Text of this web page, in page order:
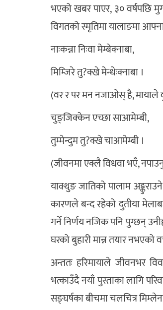
भएको खबर पाएर, ३० वर्षपछि
विगतको स्मृतिमा यालाङमा
नाःकन्ना निःवा मेम्बेक्नाबा,
मिम्जिरे तु?क्खे मेन्धेःक्नाबा ।
(वर र पर मन नजाओस् है, मायाले
चुङ्जिक्केन एच्छा साआमेम्बी,
तुम्मेन्दुम तु?क्खे चाआमेम्बी ।
(जीवनमा एक्लै विधवा भएँ, नपाउनु
याक्थुङ जातिको पालाम
कारणले बन्द रहेको दुतीया
गर्ने निर्णय नजिक पनि पुग्छन्
घरको बुहारी मान्न तयार
अन्ततः हरिमायाले जीवनभर
भत्काउँदै नयाँ पुस्ताका लागि
सङ्घर्षका बीचमा चलचित्र